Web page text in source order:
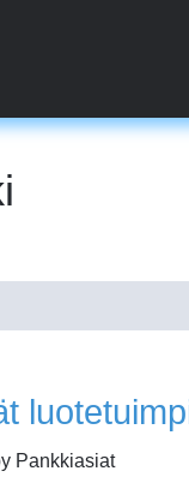
Pankkiasiat